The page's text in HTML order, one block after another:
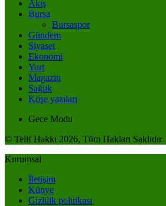
Akış
Bursa
Bursaspor
Gündem
Siyaset
Ekonomi
Yurt
Magazin
Sağlık
Köşe yazıları
Gece Modu
© Telif Hakkı 2026, Tüm Hakları Saklıdır
Kurumsal
İletişim
Künye
Gizlilik politikası